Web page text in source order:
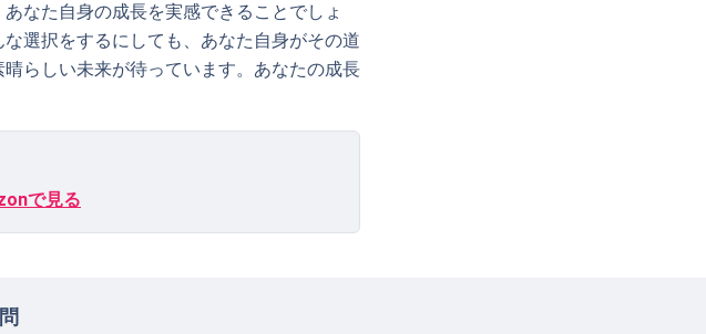
なた自身の成長を実感できることでしょ
選択をするにしても、あなた自身がその道
らしい未来が待っています。あなたの成長
で見る